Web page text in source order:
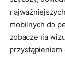
mobilnych do
zobaczenia
przystąpieniem